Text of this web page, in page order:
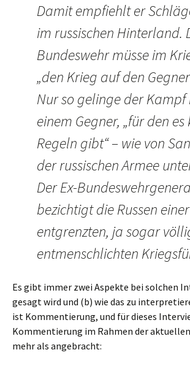
Damit empfiehlt er
im russischen Hinterland.
Bundeswehr müsse im
„den Krieg auf den
Nur so gelinge der
einem Gegner, „für den es
Regeln gibt“ – wie von
der russischen Armee
Der Ex-
bezichtigt die Russen einer
entgrenzten, ja sogar
entmenschlichten
Es gibt immer zwei Aspekte bei solchen
gesagt wird und (b) wie das zu
ist Kommentierung, und für dieses
Kommentierung im Rahmen der
mehr als angebracht: